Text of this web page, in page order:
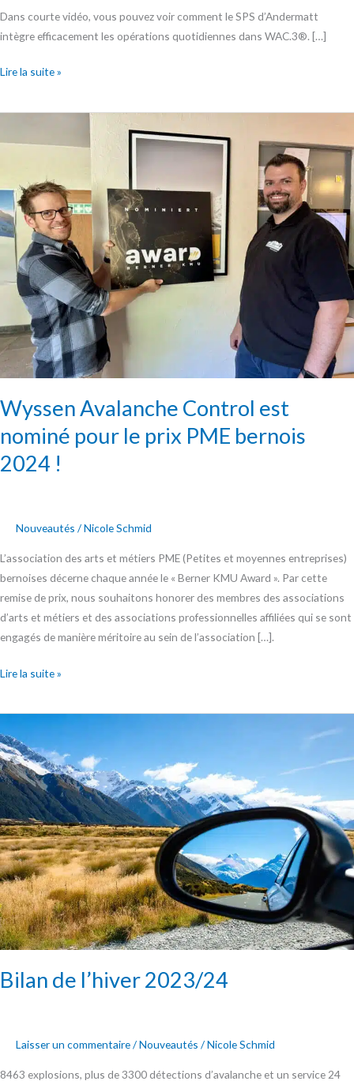
Dans courte vidéo, vous pouvez voir comment le SPS d’Andermatt
intègre efficacement les opérations quotidiennes dans WAC.3®. […]
Lire la suite »
Wyssen Avalanche Control est
nominé pour le prix PME bernois
2024 !
Nouveautés /Nicole Schmid
L’association des arts et métiers PME (Petites et moyennes entreprises)
bernoises décerne chaque année le « Berner KMU Award ». Par cette
remise de prix, nous souhaitons honorer des membres des associations
d’arts et métiers et des associations professionnelles affiliées qui se sont
engagés de manière méritoire au sein de l’association […].
Avalanche
nominé
pour
le
prix
PME
bernois
!
Lire la suite »
Bilan de l’hiver 2023/24
Laisser un commentaire/Nouveautés /Nicole Schmid
8463 explosions, plus de 3300 détections d’avalanche et un service 24
de
l’hiver
2023/24